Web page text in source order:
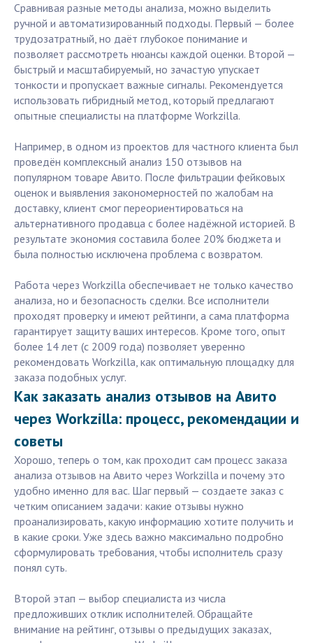
Сравнивая разные методы анализа, можно выделить
ручной и автоматизированный подходы. Первый — более
трудозатратный, но даёт глубокое понимание и
позволяет рассмотреть нюансы каждой оценки. Второй —
быстрый и масштабируемый, но зачастую упускает
тонкости и пропускает важные сигналы. Рекомендуется
использовать гибридный метод, который предлагают
опытные специалисты на платформе Workzilla.
Например, в одном из проектов для частного клиента был
проведён комплексный анализ 150 отзывов на
популярном товаре Авито. После фильтрации фейковых
оценок и выявления закономерностей по жалобам на
доставку, клиент смог переориентироваться на
альтернативного продавца с более надёжной историей. В
результате экономия составила более 20% бюджета и
была полностью исключена проблема с возвратом.
Работа через Workzilla обеспечивает не только качество
анализа, но и безопасность сделки. Все исполнители
проходят проверку и имеют рейтинги, а сама платформа
гарантирует защиту ваших интересов. Кроме того, опыт
более 14 лет (с 2009 года) позволяет уверенно
рекомендовать Workzilla, как оптимальную площадку для
заказа подобных услуг.
Как заказать анализ отзывов на Авито
через Workzilla: процесс, рекомендации и
советы
Хорошо, теперь о том, как проходит сам процесс заказа
анализа отзывов на Авито через Workzilla и почему это
удобно именно для вас. Шаг первый — создаете заказ с
четким описанием задачи: какие отзывы нужно
проанализировать, какую информацию хотите получить и
в какие сроки. Уже здесь важно максимально подробно
сформулировать требования, чтобы исполнитель сразу
понял суть.
Второй этап — выбор специалиста из числа
предложивших отклик исполнителей. Обращайте
внимание на рейтинг, отзывы о предыдущих заказах,